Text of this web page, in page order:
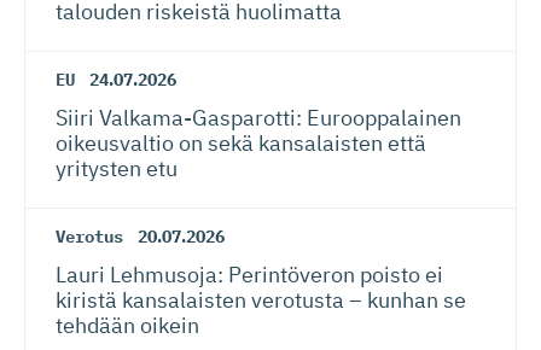
talouden riskeistä huolimatta
EU 24.07.2026
Siiri Valkama-Gas­pa­rotti: Eurooppalainen
oikeusvaltio on sekä kansalaisten että
yritysten etu
Verotus 20.07.2026
Lauri Lehmusoja: Perintöveron poisto ei
kiristä kansalaisten verotusta – kunhan se
tehdään oikein